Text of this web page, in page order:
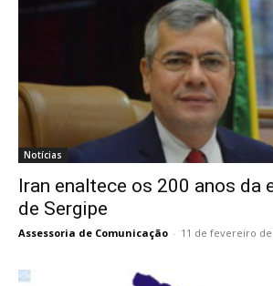
Notícias
Iran enaltece os 200 anos da
de Sergipe
Assessoria de Comunicação - 11 de fevereiro de